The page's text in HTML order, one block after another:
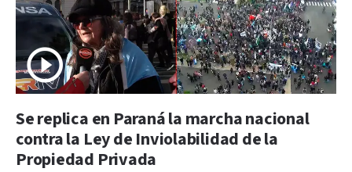
Se replica en Paraná la marcha nacional
contra la Ley de Inviolabilidad de la
Propiedad Privada